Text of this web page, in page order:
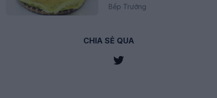
Bếp Trưởng
CHIA SẺ QUA